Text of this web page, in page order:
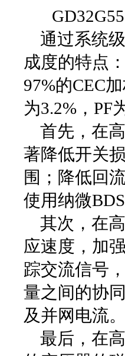
通过系统
成度的特点
97%的CEC
为3.2%，PF
首先，在
著降低开关
围；降低回
使用纳微
其次，在
应速度，加
踪交流信号
量之间的协
及并网电流
最后，在